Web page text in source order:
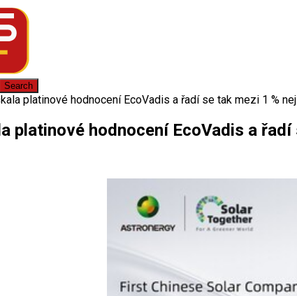
platinové hodnocení EcoVadis a řadí se tak mezi 1 %
platinové hodnocení EcoVadis a